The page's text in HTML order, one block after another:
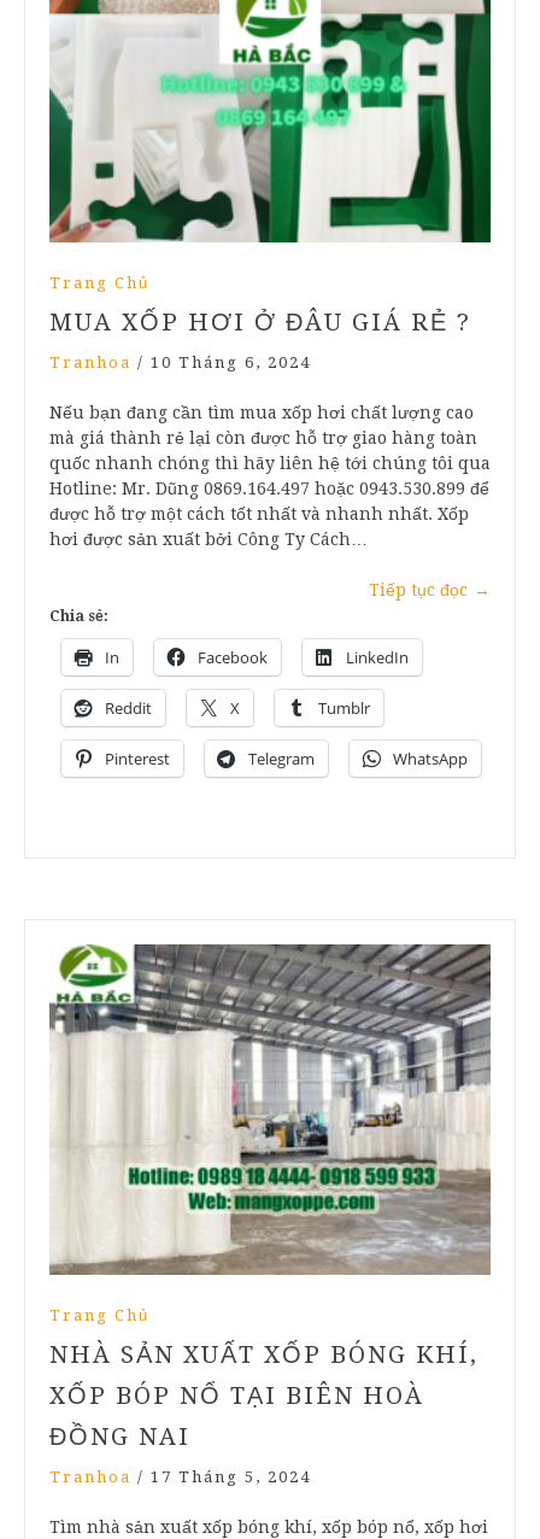
Trang Chủ
MUA XỐP HƠI Ở ĐÂU GIÁ RẺ ?
Tranhoa / 10 Tháng 6, 2024
Nếu bạn đang cần tìm mua xốp hơi chất lượng cao
mà giá thành rẻ lại còn được hỗ trợ giao hàng toàn
quốc nhanh chóng thì hãy liên hệ tới chúng tôi qua
Hotline: Mr. Dũng 0869.164.497 hoặc 0943.530.899 để
được hỗ trợ một cách tốt nhất và nhanh nhất. Xốp
hơi được sản xuất bởi Công Ty Cách…
Tiếp tục đọc →
Chia sẻ:
In Facebook LinkedIn
Reddit X Tumblr
Pinterest Telegram WhatsApp
Trang Chủ
NHÀ SẢN XUẤT XỐP BÓNG KHÍ,
XỐP BÓP NỔ TẠI BIÊN HOÀ
ĐỒNG NAI
Tranhoa / 17 Tháng 5, 2024
Tìm nhà sản xuất xốp bóng khí, xốp bóp nổ, xốp hơi